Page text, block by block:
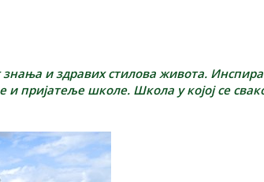
и здравих стилова живота.
и пријатеље школе. Школа у којој се